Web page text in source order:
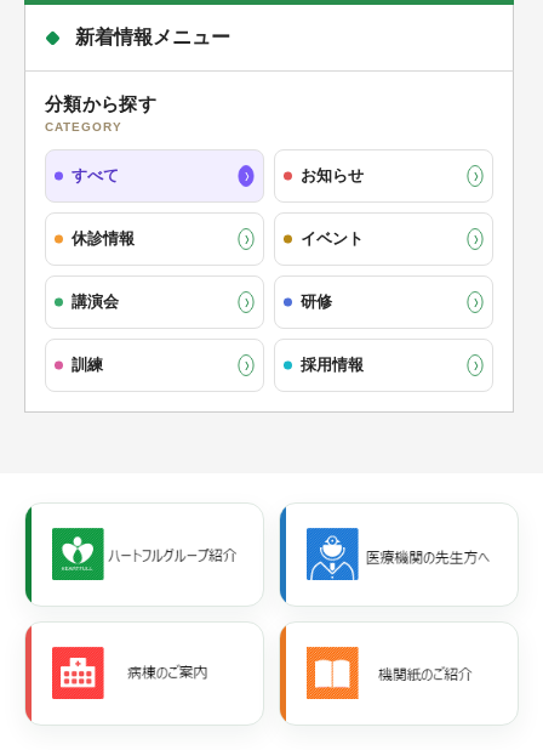
新着情報メニュー
分類から探す
CATEGORY
すべて お知らせ
休診情報 イベント
講演会 研修
訓練 採用情報